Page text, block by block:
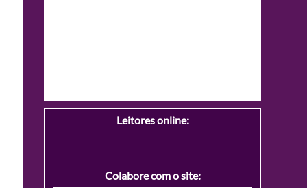
Leitores online:
Colabore com o site: